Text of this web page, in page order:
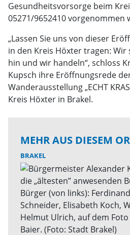
Gesundheitsvorsorge beim
05271/9652410 vorgenommen
„Lassen Sie uns von dieser
in den Kreis Höxter tragen:
hin und wir handeln“, schloss
Kupsch ihre Eröffnungsrede
Wanderausstellung „ECHT
Kreis Höxter in Brakel.
MEHR AUS DIESEM
BRAKEL